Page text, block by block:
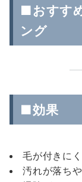
■おすす
ング
■効果
毛が付きに
汚れが落ち